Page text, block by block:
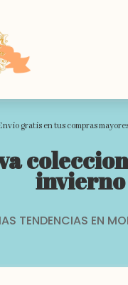
gratis en tus compras
invierno
TENDENCIAS EN